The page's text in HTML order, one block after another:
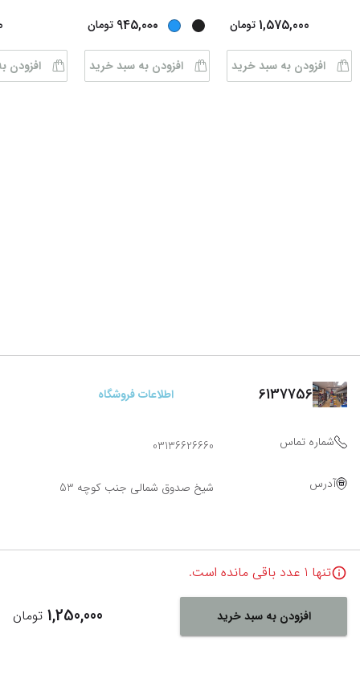
1,575,000 تومان
افزودن به سبد خرید
...
945,000 تومان
افزودن به سبد خرید افزودن
تنها 1 عدد باقی مانده است.
افزودن به سبد خرید 1,250,000 تومان
6137756 اطلاعات فروشگاه
شماره تماس 03136626660
آدرس شیخ صدوق شمالی جنب کوچه 53